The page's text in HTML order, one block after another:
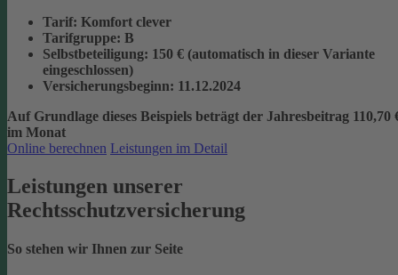
Tarif: Komfort clever
Tarifgruppe: B
Selbstbeteiligung: 150 € (automatisch in dieser Variante
eingeschlossen)
Versicherungsbeginn: 11.12.2024
Auf Grundlage dieses Beispiels beträgt der Jahresbeitrag 110,70
im Monat
Online berechnen Leistungen im Detail
Leistungen unserer
Rechtsschutzversicherung
So stehen wir Ihnen zur Seite